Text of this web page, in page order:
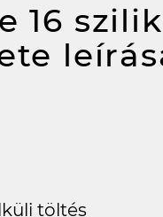
16
töltés